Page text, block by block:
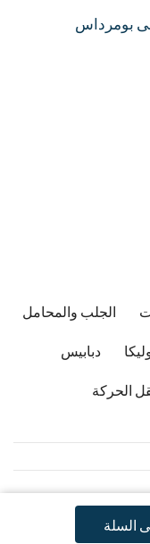
السلة
بومرداس
الجلب والمحامل
دبابيس
الحركة
Copyright ©
.